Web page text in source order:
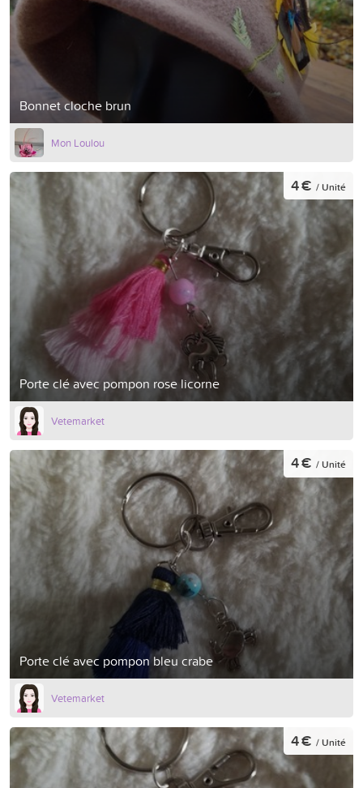
Bonnet cloche brun
Mon Loulou
Porte clé avec pompon rose licorne
4 € / Unité
Vetemarket
Porte clé avec pompon bleu crabe
4 € / Unité
Vetemarket
4 € / Unité